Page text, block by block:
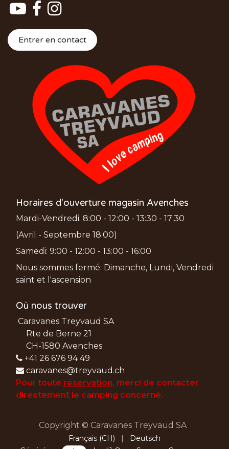
Entrer en contact
Horaires d'ouverture magasin Avenches
Mardi-Vendredi: 8:00 - 12:00 - 13:30 - 17:30
(Avril - Septembre 18:00)
Samedi: 9:00 - 12:00 - 13:00 - 16:00
Nous sommes fermé: Dimanche, Lundi, Vendredi
saint et l'ascension
Où nous trouver
Caravanes Treyvaud SA
Rte de Berne 21
CH-1580 Avenches
+41 26 676 94 49
caravanes@treyvaud.ch
Pour toute réservation, merci de contacter
directement le camping concerné.
Copyright © Caravanes Treyvaud SA
Français (CH) |
Deutsch